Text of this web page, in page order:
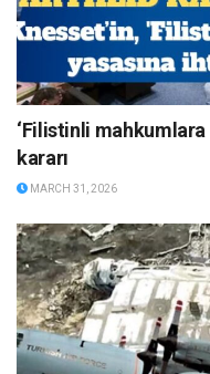
‘Filistinli mahkumlara
kararı
MARCH 31, 2026